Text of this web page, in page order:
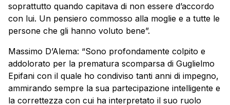
soprattutto quando capitava di non essere d’accordo
con lui. Un pensiero commosso alla moglie e a tutte le
persone che gli hanno voluto bene”.
Massimo D’Alema: “Sono profondamente colpito e
addolorato per la prematura scomparsa di Guglielmo
Epifani con il quale ho condiviso tanti anni di impegno,
ammirando sempre la sua partecipazione intelligente e
la correttezza con cui ha interpretato il suo ruolo